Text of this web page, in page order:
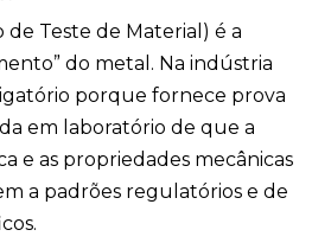
de Teste de Material) é a
do metal. Na indústria
porque fornece prova
em laboratório de que a
e as propriedades mecânicas
a padrões regulatórios e de